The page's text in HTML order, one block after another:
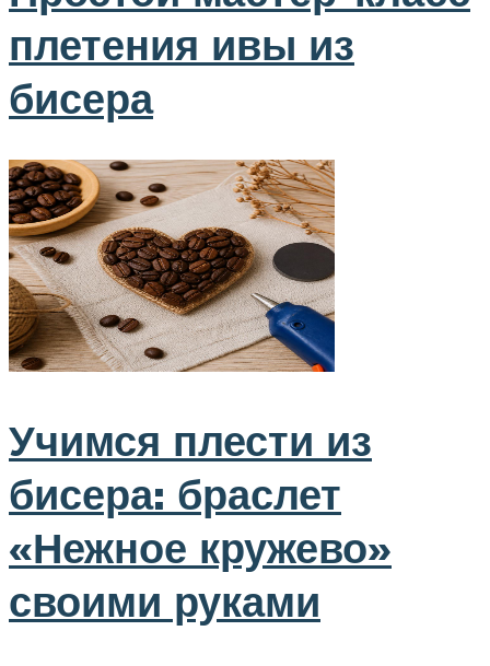
плетения ивы из
бисера
Учимся плести из
бисера: браслет
«Нежное кружево»
своими руками